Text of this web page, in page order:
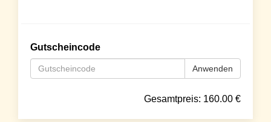
Gutscheincode
Anwenden
Gesamtpreis: 160.00 €